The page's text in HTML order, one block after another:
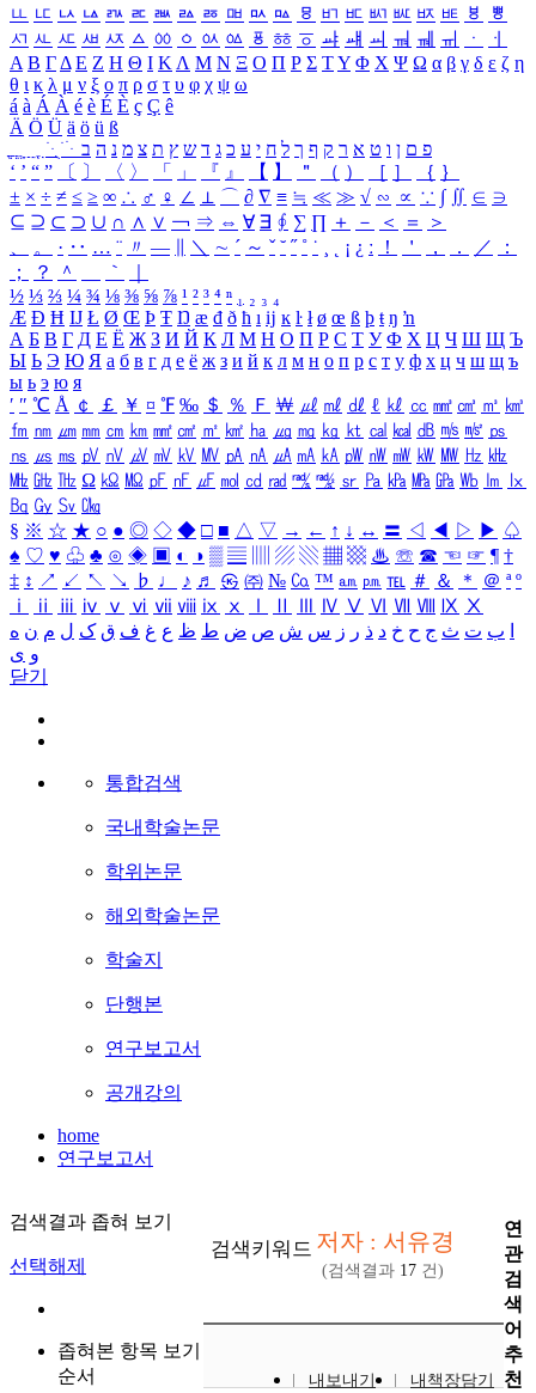
ㅥ ㅦ ㅧ ㅨ ㅩ ㅪ ㅫ ㅬ ㅭ ㅮ ㅯ ㅰ ㅱ ㅲ ㅳ ㅴ ㅵ ㅶ ㅷ ㅸ
ㅹ
ㅺ ㅻ ㅼ ㅽ ㅾ ㅿ ㆀ ㆁ ㆂ ㆃ ㆄ ㆅ ㆆ ㆇ ㆈ ㆉ ㆊ ㆋ ㆌ ㆍ
ㆎ
Α Β ΓΔ Ε Ζ Η Θ Ι ΚΛ Μ Ν Ξ Ο Π Ρ Σ ΤΥ Φ Χ Ψ Ω α β γ δ ε ζ η
θ ι κ λ μ ν ξ ο π ρ σ τ υ φ χ ψ ω
á à Á À é è É È ç Ç ê
Ä Ö Ü ä ö ü ß
ִֶֹ ֻּ ׁׂ פ ם ן ו ט א ר ק ף ך ל ח י ע כ ג ד ש ץ ת צ מ נ ה ב
‘ ’ “ ” 〔 〕 〈 〉 「 」 『 』 【 】 ＂ （ ） ［ ］ ｛ ｝
± × ÷ ≠ ≤ ≥ ∞ ∴ ♂ ♀ ∠ ⊥ ⌒ ∂ ∇ ≡ ≒ ≪ ≫ √ ∽ ∝ ∵ ∫ ∬ ∈ ∋
⊆ ⊇ ⊂ ⊃ ∪ ∩ ∧ ∨ ￢ ⇒ ⇔ ∀ ∃ ∮ ∑ ∏ ＋ － ＜ ＝
＞
、
。 · ‥ … ¨ 〃 ― ＼ ∼ ´ ～ ˇ ˘ ˝ ˚ ˙ ¸ ¡ ¿ ː ！ ＇ ， ． ／
：
；
？ ＾ ｀
½ ⅓ ⅔ ¼ ¾ ⅛ ⅜ ⅝ ⅞ ¹ ² ³ ⁴ ⁿ ₁ ₂ ₃ ₄
Æ Ð Ħ Ĳ Ł Ø Œ Þ Ŧ Ŋ æ đ ð ħ ı ĳ ĸ ŀ ł ø œ ß þ ŧ ŋ ŉ
А Б В Г Д Е Ё Ж З И Й К Л М Н О П Р С Т У Ф Х Ц Ч Ш Щ Ъ
Ы Ь Э Ю Я а б в г д е ё ж з и й к л м н о п р с т у ф х ц ч ш щ ъ
ы ь э ю я
′ ″ ℃ Å ￠ ￡ ￥ ¤ ℉ ‰ ＄ ％ Ｆ ￦ ㎕ ㎖ ㎗ ℓ ㎘ ㏄ ㎣ ㎤ ㎥ ㎦
㎙ ㎚ ㎛ ㎜ ㎝ ㎞ ㎟ ㎠ ㎡ ㎢ ㏊ ㎍ ㎎ ㎏ ㏏ ㎈ ㎉ ㏈ ㎧ ㎨ ㎰
㎱ ㎲ ㎳ ㎴ ㎵ ㎶ ㎷ ㎸ ㎹ ㎀ ㎁ ㎂ ㎃ ㎄ ㎺ ㎻ ㎽ ㎾ ㎿ ㎐ ㎑
㎒ ㎓ ㎔ Ω ㏀ ㏁ ㎊ ㎋ ㎌ ㏖ ㏅ ㎭ ㎮ ㎯ ㏛ ㎩ ㎪ ㎫ ㎬ ㏝ ㏐
㏓
㏃ ㏉ ㏜ ㏆
§ ※ ☆ ★ ○ ● ◎ ◇ ◆ □ ■ △ ▽ → ← ↑ ↓ ↔ 〓 ◁ ◀ ▷ ▶ ♤
♠ ♡ ♥ ♧ ♣ ⊙ ◈ ▣ ◐ ◑ ▒ ▤ ▨ ▧ ▦ ▩ ♨ ☏ ☎ ☜ ☞ ¶ †
‡ ↕ ↗ ↙ ↖ ↘ ♭ ♩ ♪ ♬ ㉿ ㈜ № ㏇ ™ ㏂ ㏘ ℡ ＃ ＆ ＊ ＠ ª º
ⅰ
ⅱ ⅲ ⅳ ⅴ ⅵ ⅶ ⅷ ⅸ ⅹ Ⅳ Ⅴ Ⅵ Ⅶ Ⅷ Ⅸ Ⅹ
ب ت ث ج ح خ د ذ ر ز س ش ص ض ط ظ ع غ ف ق ک ل م ن ه
و ی
닫기
통합검색
국내학술논문
학위논문
해외학술논문
학술지
단행본
연구보고서
공개강의
home
연구보고서
검색결과 좁혀 보기
선택해제
좁혀본 항목 보기
순서
검색키워드 저자 : 서유경
(검색결과 17 건)
내보내기
내책장담기
연
관
검
색
어
추
천